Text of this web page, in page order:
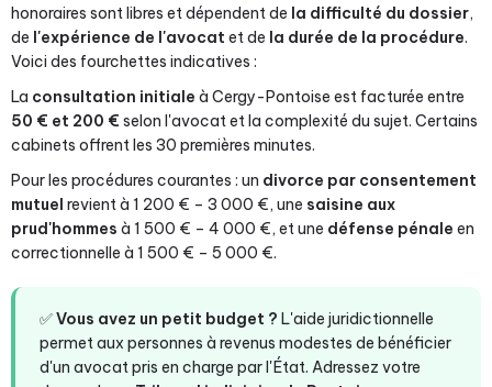
honoraires sont libres et dépendent de la difficulté du dossier,
de l'expérience de l'avocat et de la durée de la procédure.
Voici des fourchettes indicatives :
La consultation initiale à Cergy-Pontoise est facturée entre
50 € et 200 € selon l'avocat et la complexité du sujet. Certains
cabinets offrent les 30 premières minutes.
Pour les procédures courantes : un divorce par consentement
mutuel revient à 1 200 € – 3 000 €, une saisine aux
prud'hommes à 1 500 € – 4 000 €, et une défense pénale en
correctionnelle à 1 500 € – 5 000 €.
✅Vous avez un petit budget ? L'aide juridictionnelle
permet aux personnes à revenus modestes de bénéficier
d'un avocat pris en charge par l'État. Adressez votre